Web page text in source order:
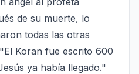
de su muerte, lo
todas las otras
Koran fue escrito 600
ya había llegado."